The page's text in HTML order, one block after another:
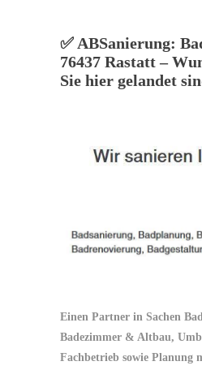
✅ ABSanierung:
76437 Rastatt –
Sie hier gelandet
Einen Partner in Sachen
Badezimmer & Altbau,
Fachbetrieb sowie Planung